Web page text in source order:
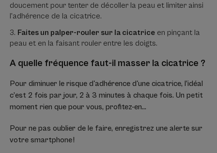
doucement pour tenter de décoller la peau et limiter ainsi
l'adhérence de la cicatrice.
Faites un palper-rouler sur la cicatrice en pinçant la
peau et en la faisant rouler entre les doigts.
A quelle fréquence faut-il masser la cicatrice ?
Pour diminuer le risque d'adhérence d'une cicatrice, l’idéal
c’est 2 fois par jour, 2 à 3 minutes à chaque fois. Un petit
moment rien que pour vous, profitez-en…
Pour ne pas oublier de le faire, enregistrez une alerte sur
votre smartphone !